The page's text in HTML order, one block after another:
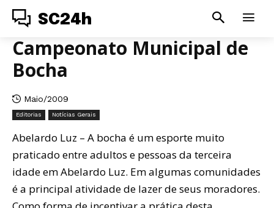
SC24h
Campeonato Municipal de
Bocha
Maio/2009
Editorias Notícias Gerais
Abelardo Luz – A bocha é um esporte muito
praticado entre adultos e pessoas da terceira
idade em Abelardo Luz. Em algumas comunidades
é a principal atividade de lazer de seus moradores.